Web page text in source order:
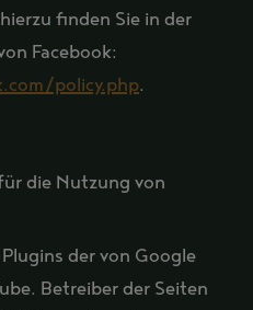
finden Sie in der
Facebook:
policy.php.
die Nutzung von
der von Google
Betreiber der Seiten